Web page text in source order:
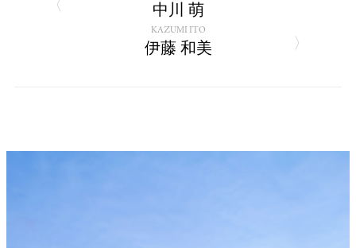
中川 萌
伊藤 和美
KAZUMI ITO